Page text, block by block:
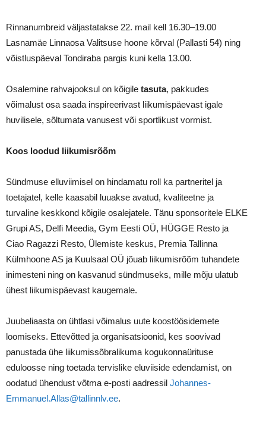
Rinnanumbreid väljastatakse 22. mail kell 16.30–19.00
Lasnamäe Linnaosa Valitsuse hoone kõrval (Pallasti 54) ning
võistluspäeval Tondiraba pargis kuni kella 13.00.
Osalemine rahvajooksul on kõigile tasuta, pakkudes
võimalust osa saada inspireerivast liikumispäevast igale
huvilisele, sõltumata vanusest või sportlikust vormist.
Koos loodud liikumisrõõm
Sündmuse elluviimisel on hindamatu roll ka partneritel ja
toetajatel, kelle kaasabil luuakse avatud, kvaliteetne ja
turvaline keskkond kõigile osalejatele. Tänu sponsoritele ELKE
Grupi AS, Delfi Meedia, Gym Eesti OÜ, HÜGGE Resto ja
Ciao Ragazzi Resto, Ülemiste keskus, Premia Tallinna
Külmhoone AS ja Kuulsaal OÜ jõuab liikumisrõõm tuhandete
inimesteni ning on kasvanud sündmuseks, mille mõju ulatub
ühest liikumispäevast kaugemale.
Juubeliaasta on ühtlasi võimalus uute koostöösidemete
loomiseks. Ettevõtted ja organisatsioonid, kes soovivad
panustada ühe liikumissõbralikuma kogukonnaürituse
eduloosse ning toetada tervislike eluviiside edendamist, on
oodatud ühendust võtma e-posti aadressil Johannes-
Emmanuel.Allas@tallinnlv.ee.